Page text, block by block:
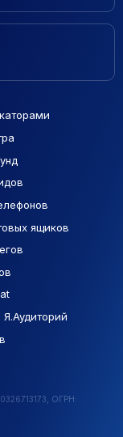
ящиков
ОГРН: